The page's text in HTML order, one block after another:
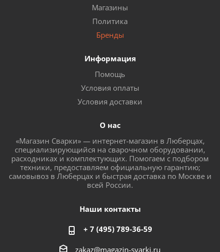
Магазины
Политика
Бренды
Информация
Помощь
Условия оплаты
Условия доставки
О нас
«Магазин Сварки» — интернет-магазин в Люберцах,
специализирующийся на сварочном оборудовании,
расходниках и комплектующих. Помогаем с подбором
техники, предоставляем официальную гарантию;
самовывоз в Люберцах и быстрая доставка по Москве и
всей России.
Наши контакты
+ 7 (495) 789-36-59
zakaz@magazin-svarki.ru